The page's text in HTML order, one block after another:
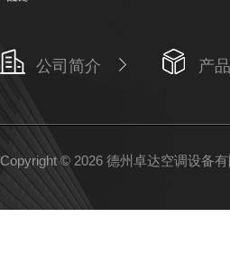
公司简介 产
Copyright © 2026 德州卓达空调设备